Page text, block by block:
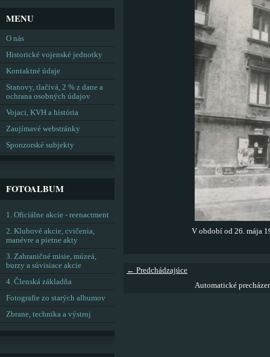
V období od 26. mája
← Predchádzajúce
Automatické
MENU
O nás
Historické vojenské jednotky
Kontaktné údaje
Stanovy, tlačivá, 2 % z dane a
ochrana osobných údajov
Vojaci, KVH a história
Zaujímavé webstránky
Sponzorské subjekty
FOTOALBUM
1. Oficiálne akcie - reenactment
2. Klubové akcie, cvičenia,
manévre a pietne akty
3. Zahraničné misie, múzeá,
burzy a súvisiace akcie
4. Členská základňa
Fotografie zo starých albumov
Zbrane, technika a výstroj